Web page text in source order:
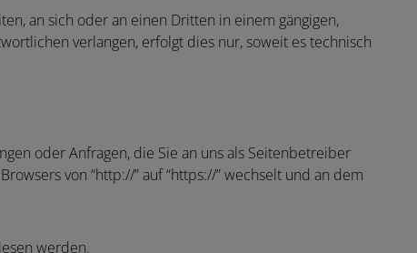
an sich oder an einen Dritten in einem gängigen,
verlangen, erfolgt dies nur, soweit es technisch
oder Anfragen, die Sie an uns als Seitenbetreiber
von “http://” auf “https://” wechselt und an dem
werden.